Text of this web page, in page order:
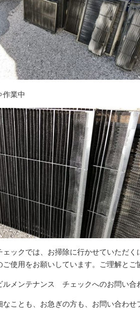
業中
ックでは、お掃除に行かせていただく
ご使用をお願いしています。ご理解とご
メンテナンス チェックへのお問い合
なことも、お急ぎの方も、お問い合わ